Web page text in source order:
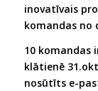
inovatīvais
komandas no
10 komandas
klātienē
nosūtīts e-